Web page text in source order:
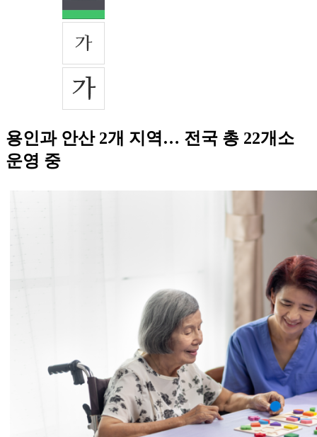
용인과 안산 2개 지역… 전국 총 22개소
운영 중